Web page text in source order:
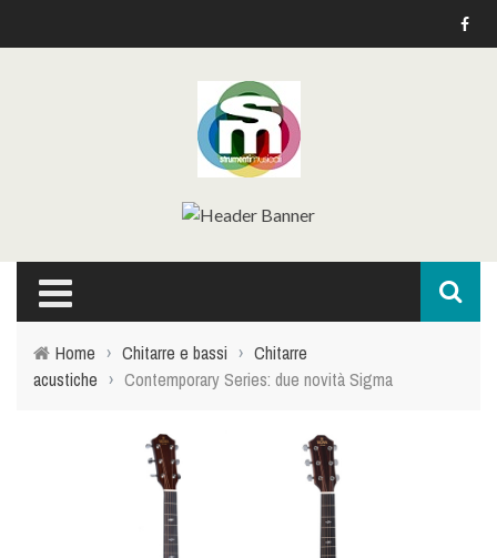
Home › Chitarre e bassi › Chitarre
acustiche › Contemporary Series: due novità Sigma